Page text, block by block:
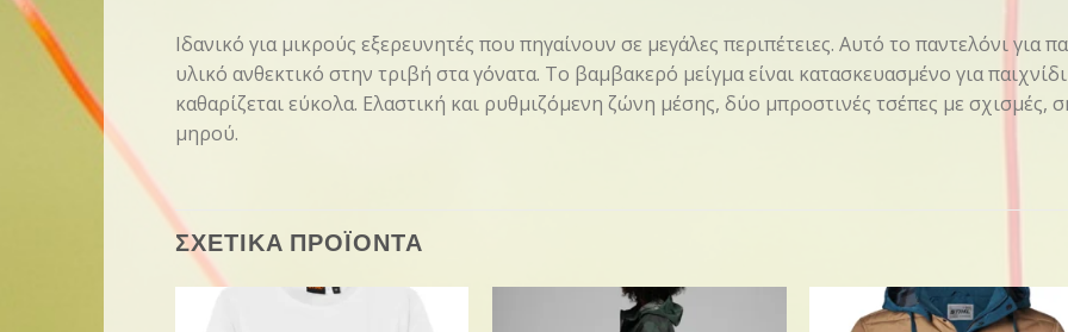
Ιδανικό για μικρούς εξερευνητές που πηγαίνουν σε μεγάλες περιπέτειες. Αυτό το παντελόνι για
υλικό ανθεκτικό στην τριβή στα γόνατα. Το βαμβακερό μείγμα είναι κατασκευασμένο για
καθαρίζεται εύκολα. Ελαστική και ρυθμιζόμενη ζώνη μέσης, δύο μπροστινές τσέπες με
μηρού.
ΣΧΕΤΙΚΑ ΠΡΟΪΟΝΤΑ